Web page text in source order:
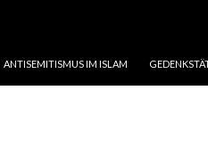
ANTISEMITISMUS IM ISLAM